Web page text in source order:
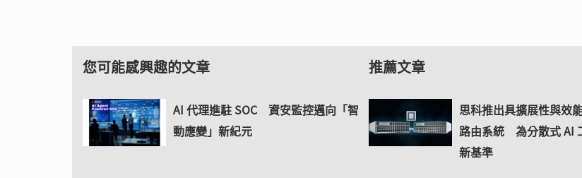
您可能感興趣的文章
AI 代理進駐 SOC 資安監控邁向「智
動應變」新紀元
推薦文章
思科推出具擴展性與效
路由系統 為分散式 AI
新基準